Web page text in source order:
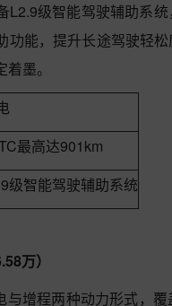
L2.9级智能驾驶辅助系
功能，提升长途驾驶轻
墨。
最高达901km
级智能驾驶辅助系统
万）
与增程两种动力形式，